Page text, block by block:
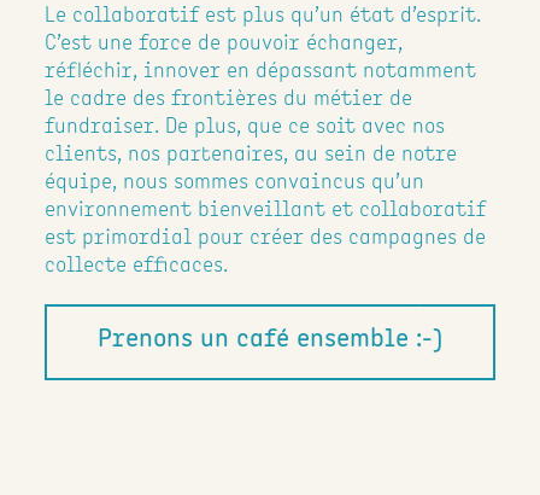
Le collaboratif est plus qu’un état d’esprit.
C’est une force de pouvoir échanger,
réfléchir, innover en dépassant notamment
le cadre des frontières du métier de
fundraiser. De plus, que ce soit avec nos
clients, nos partenaires, au sein de notre
équipe, nous sommes convaincus qu’un
environnement bienveillant et collaboratif
est primordial pour créer des campagnes de
collecte efficaces.
Prenons un café ensemble :-)